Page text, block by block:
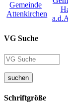
VG Suche
suchen
Schriftgröße